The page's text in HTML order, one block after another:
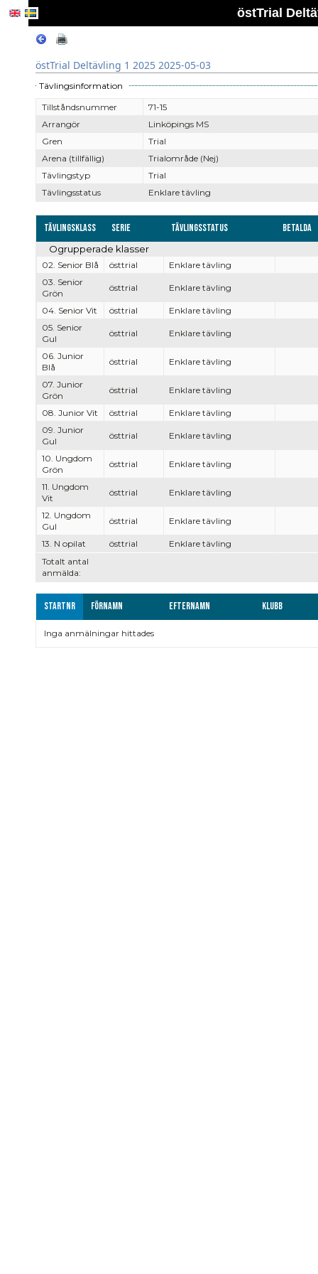
östTrial
östTrial Deltävling 1 2025 2025-05-03
Tävlingsinformation
Tillståndsnummer
71-15
Arrangör
Linköpings MS
Gren
Trial
Arena (tillfällig)
Trialområde (Nej)
Tävlingstyp
Trial
Tävlingsstatus
Enklare tävling
Tävlingsklass Serie Tävlingsstatus Betalda
Totalt antal
anmälda:
Ogrupperade klasser
02. Senior Blå östtrial
Enklare tävling
03. Senior
Grön
östtrial Enklare tävling
04. Senior Vit östtrial
Enklare tävling
05. Senior
Gul
östtrial Enklare tävling
06. Junior
Blå
östtrial Enklare tävling
07. Junior
Grön
östtrial Enklare tävling
08. Junior Vit östtrial
Enklare tävling
09. Junior
Gul
östtrial Enklare tävling
10. Ungdom
Grön
östtrial Enklare tävling
11. Ungdom
Vit
östtrial Enklare tävling
12. Ungdom
Gul
östtrial Enklare tävling
13. N opilat östtrial Enklare tävling
Startnr Förnamn Efternamn Klubb
Inga anmälningar hittades